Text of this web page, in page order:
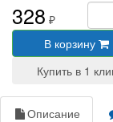
328 ₽
В корзину
Описание